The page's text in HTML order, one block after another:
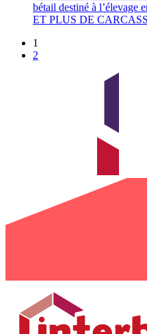
bétail destiné à
ET PLUS DE
1
2